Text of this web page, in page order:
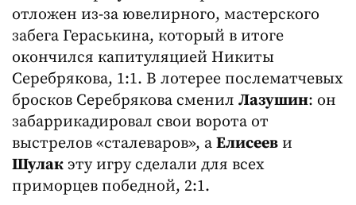
отложен из-за ювелирного, мастерского
забега Гераськина, который в итоге
окончился капитуляцией Никиты
Серебрякова, 1:1. В лотерее послематчевых
бросков Серебрякова сменил Лазушин: он
забаррикадировал свои ворота от
выстрелов «сталеваров», а Елисеев и
Шулак эту игру сделали для всех
приморцев победной, 2:1.